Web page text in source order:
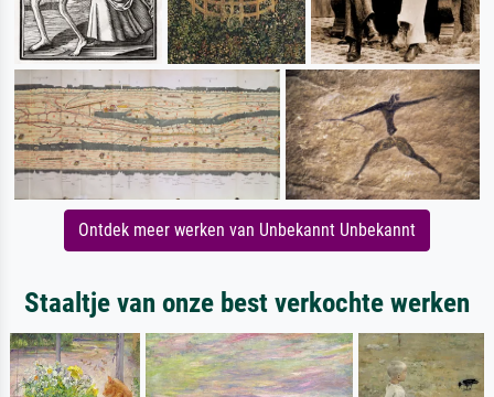
Ontdek meer werken van Unbekannt Unbekannt
Staaltje van onze best verkochte werken